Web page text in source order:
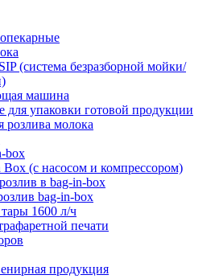
(система безразборной мойки/
машина
для упаковки готовой продукции
розлива молока
box
Box (с насосом и компрессором)
в bag-in-box
bag-in-box
1600 л/ч
печати
продукция